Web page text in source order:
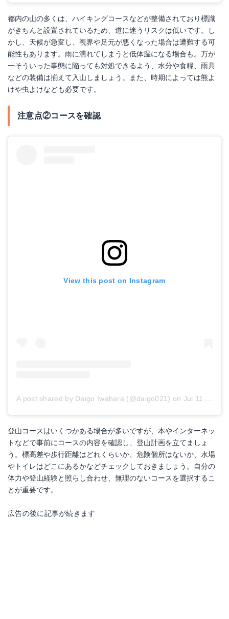
都内の山の多くは、ハイキングコースなどが整備されており標識
がきちんと設置されているため、道に迷うリスクは低いです。し
かし、天候が急変し、視界や足元が悪くなった場合は遭難する可
能性もあります。雨に濡れてしまうと低体温になる場合も。万が
一そういった事態に陥っても対処できるよう、水分や食糧、雨具
などの装備は揃えて入山しましょう。また、時期によっては熊よ
けや虫よけなども必要です。
注意点②コースを確認
View this post on Instagram
A post shared by Daigo Iwahara (@daigo021) on Jul 11, 2018 at 8:57am PDT
登山コースはいくつかある場合が多いですが、本やインターネッ
トなどで事前にコースの内容を確認し、登山計画を立てましょ
う。標高差や歩行距離はどれくらいか、危険個所はないか、水場
やトイレはどこにあるかなどチェックしておきましょう。自分の
体力や登山経験と照らし合わせ、無理のないコースを選択するこ
とが重要です。
広告の後に記事が続きます